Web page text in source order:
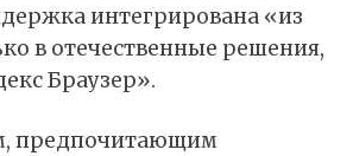
интегрирована «из
в отечественные решения,
Браузер».
предпочитающим